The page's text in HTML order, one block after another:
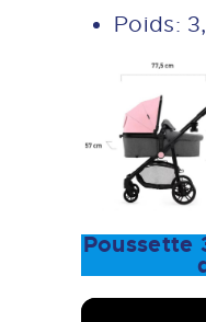
Poids:
Poussette